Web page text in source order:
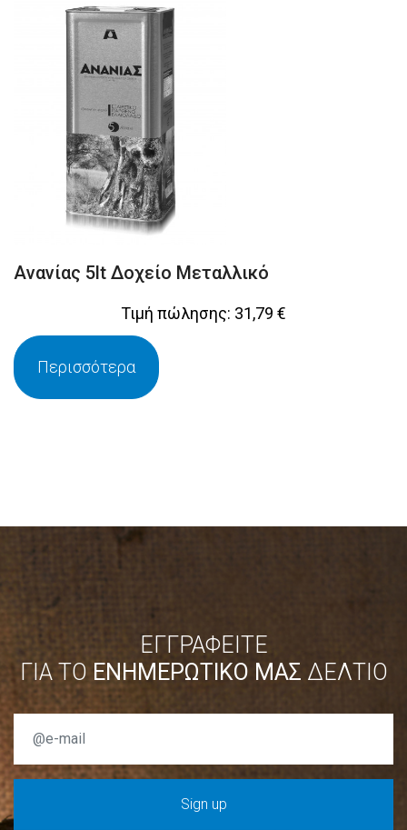
Ανανίας 5lt Δοχείο Μεταλλικό
Τιμή πώλησης: 31,79 €
Περισσότερα
ΕΓΓΡΑΦΕΙΤΕ
ΓΙΑ ΤΟ ΕΝΗΜΕΡΩΤΙΚΟ ΜΑΣ ΔΕΛΤΙΟ
Sign up